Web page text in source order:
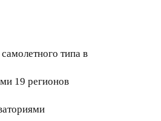
типа в
19 регионов